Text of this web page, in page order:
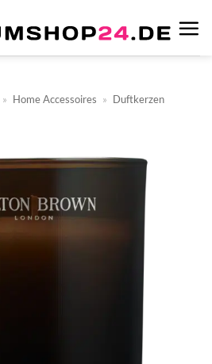
» Home Accessoires » Duftkerzen